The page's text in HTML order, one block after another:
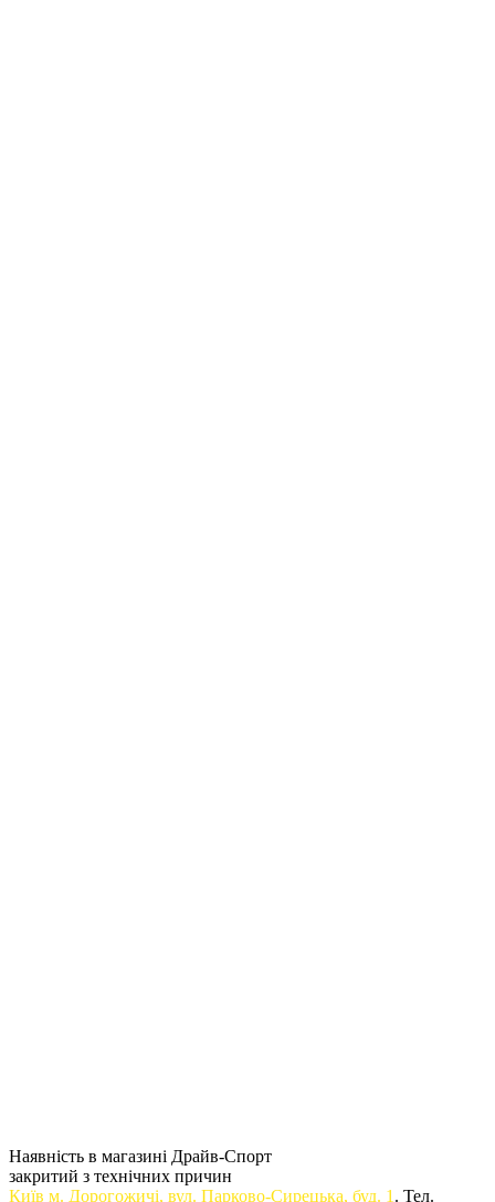
Наявність в магазині Драйв-Спорт
закритий з технічних причин
Київ м. Дорогожичi, вул. Парково-Сирецька, буд. 1 . Тел.